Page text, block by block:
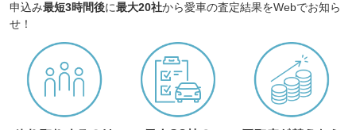
申込み最短3時間後に最大20社から愛車の査定結果をWebでお知ら
せ！